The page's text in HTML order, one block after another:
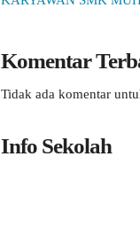
Komentar
Tidak ada komentar
Info Sekolah